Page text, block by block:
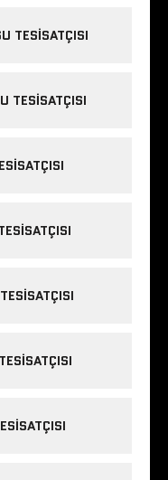
TESISATÇISI
TESISATÇISI